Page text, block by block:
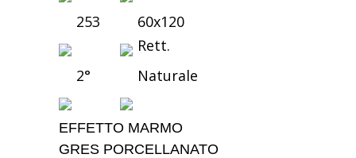
253
60x120
Rett.
2°
Naturale
EFFETTO MARMO
GRES PORCELLANATO